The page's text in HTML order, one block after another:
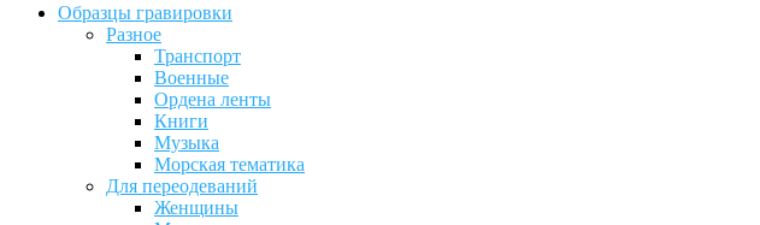
Образцы гравировки
Разное
Транспорт
Военные
Ордена ленты
Книги
Музыка
Морская тематика
Для переодеваний
Женщины